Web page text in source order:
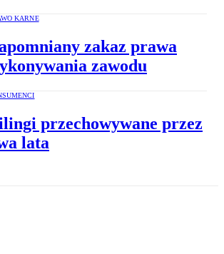
KARNE
zakaz prawa
zawodu
przechowywane przez
lata